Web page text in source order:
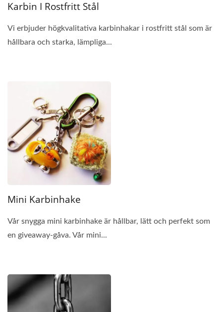
Karbin I Rostfritt Stål
Vi erbjuder högkvalitativa karbinhakar i rostfritt stål som är
hållbara och starka, lämpliga...
Mini Karbinhake
Vår snygga mini karbinhake är hållbar, lätt och perfekt som
en giveaway-gåva. Vår mini...